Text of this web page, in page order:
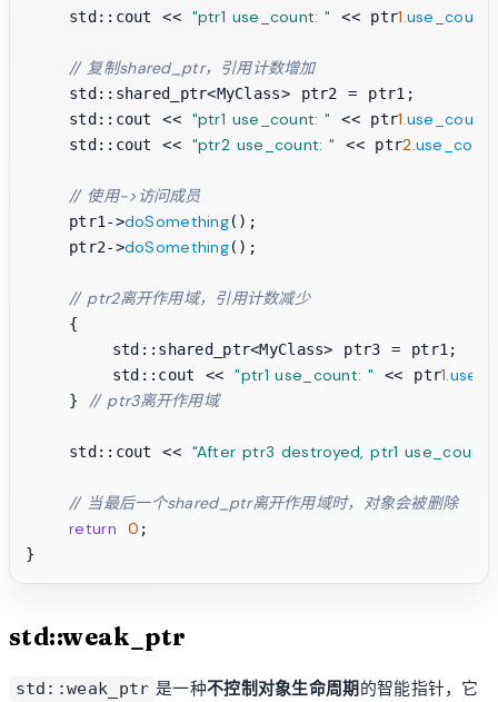
    std::cout <<
"ptr1 use_count: " << ptr1. use_count
// 复制shared_ptr，引用计数增加
    std::shared_ptr<MyClass> ptr2 = ptr1;
    std::cout <<
"ptr1 use_count: " << ptr1. use_count
    std::cout <<
"ptr2 use_count: " << ptr2. use_count
// 使用->访问成员
    ptr1->
doSomething();
    ptr2->
doSomething();
// ptr2离开作用域，引用计数减少
    {
        std::shared_ptr<MyClass> ptr3 = ptr1;
        std::cout <<
"ptr1 use_count: " << ptr1.
    }
// ptr3离开作用域
    std::cout <<
"After ptr3 destroyed, ptr1 use_count:
// 当最后一个shared_ptr离开作用域时，对象会被删除
return
0 ;
std::weak_ptr
std::weak_ptr 是一种不控制对象生命周期 的智能指针，它